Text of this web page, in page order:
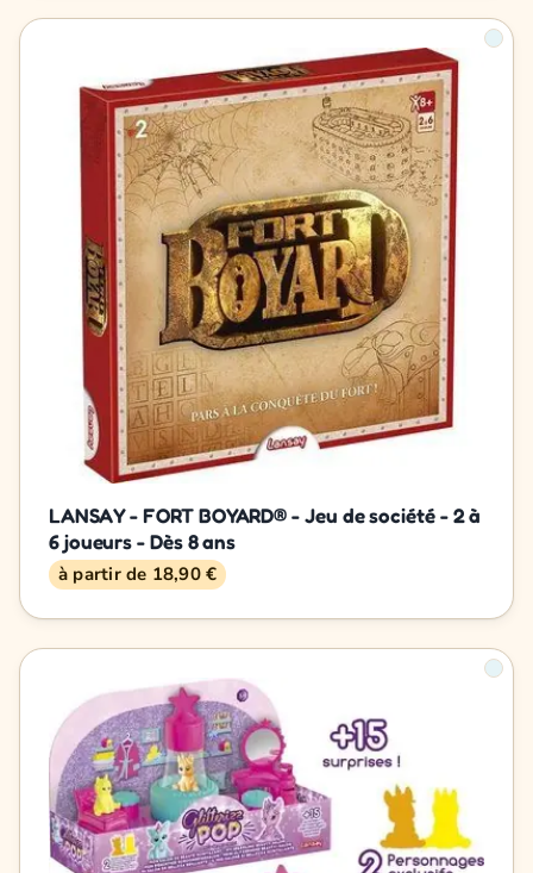
LANSAY - FORT BOYARD® - Jeu de société - 2 à
6 joueurs - Dès 8 ans
à partir de 18,90 €